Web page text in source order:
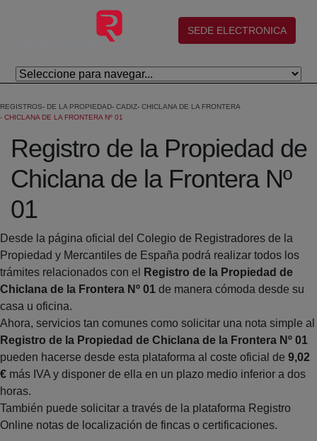
Skip to Main Content
(abre en nueva ventana)
SEDE ELECTRONICA
REGISTROS DE LA PROPIEDAD CADIZ CHICLANA DE LA FRONTERA
CHICLANA DE LA FRONTERA Nº 01
Registro de la Propiedad de
Chiclana de la Frontera Nº
01
Desde la página oficial del Colegio de Registradores de la
Propiedad y Mercantiles de España podrá realizar todos los
trámites relacionados con el
Registro de la Propiedad de
Chiclana de la Frontera Nº 01 de manera cómoda desde su
casa u oficina.
Ahora, servicios tan comunes como solicitar una nota simple al
Registro de la Propiedad de Chiclana de la Frontera Nº 01
pueden hacerse desde esta plataforma al coste oficial de 9,02
€ más IVA y disponer de ella en un plazo medio inferior a dos
horas.
También puede solicitar a través de la plataforma Registro
Online notas de localización de fincas o certificaciones.